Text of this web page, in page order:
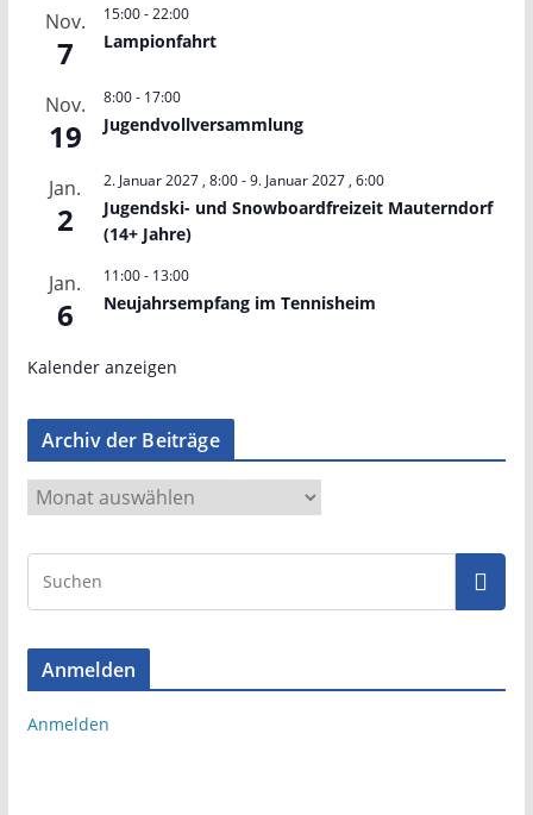
Nov.
7
15:00-22:00
Lampionfahrt
Nov.
19
8:00- 17:00
Jugendvollversammlung
Jan.
2
2. Januar 2027 , 8:00-9. Januar 2027 , 6:00
Jugendski- und Snowboardfreizeit Mauterndorf
(14+ Jahre)
Jan.
6
11:00- 13:00
Neujahrsempfang im Tennisheim
Kalender anzeigen
Archiv der Beiträge
r
c
i
r
Anmelden
Anmelden